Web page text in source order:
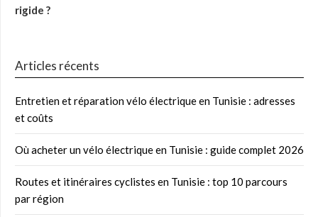
rigide ?
Articles récents
Entretien et réparation vélo électrique en Tunisie : adresses
et coûts
Où acheter un vélo électrique en Tunisie : guide complet 2026
Routes et itinéraires cyclistes en Tunisie : top 10 parcours
par région